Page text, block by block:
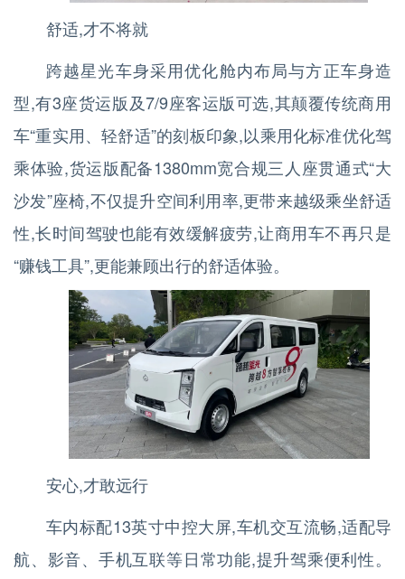
舒适,才不将就
跨越星光车身采用优化舱内布局与方正车身造
型,有3座货运版及7/9座客运版可选,其颠覆传统商用
车“重实用、轻舒适”的刻板印象,以乘用化标准优化驾
乘体验,货运版配备1380mm宽合规三人座贯通式“大
沙发”座椅,不仅提升空间利用率,更带来越级乘坐舒适
性,长时间驾驶也能有效缓解疲劳,让商用车不再只是
“赚钱工具”,更能兼顾出行的舒适体验。
安心,才敢远行
车内标配13英寸中控大屏,车机交互流畅,适配导
航、影音、手机互联等日常功能,提升驾乘便利性。